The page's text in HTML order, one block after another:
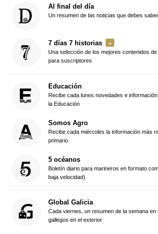
Al final del día
Un resumen de las noticias que debes
7 días 7 historias
Una selección de los mejores contenidos
para suscriptores
Educación
Recibe cada lunes novedades e
la Educación
Somos Agro
Recibe cada miércoles la información más
primario
5 océanos
Boletín diario para marineros en formato
baja velocidad)
Global Galicia
Cada viernes, un resumen de la semana en
gallegos en el exterior